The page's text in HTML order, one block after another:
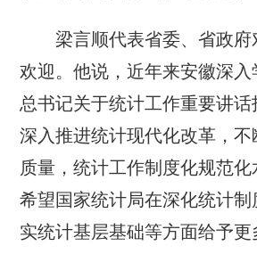
梁言顺代表省委、省政府
欢迎。他说，近年来安徽深
总书记关于统计工作重要讲话
深入推进统计现代化改革，
质量，统计工作制度化规范化
希望国家统计局在深化统计
实统计基层基础等方面给予